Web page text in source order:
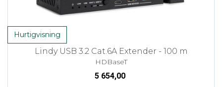
Hurtigvisning
Lindy USB 3.2 Cat.6A Extender - 100 m
HDBaseT
5 654,00